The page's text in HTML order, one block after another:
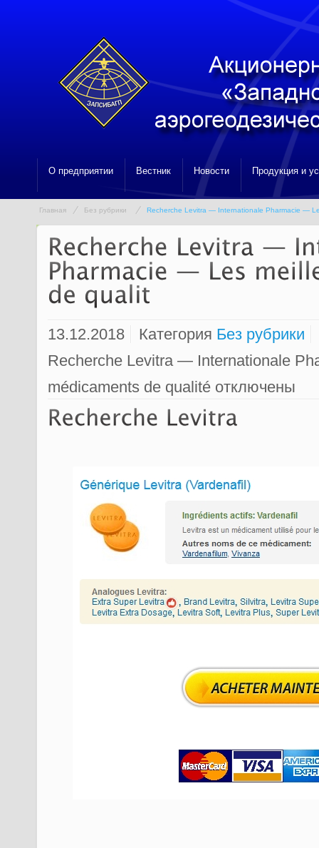
О предприятии Вестник Новости Продукция и
Главная Без рубрики Recherche Levitra — Internationale Pharmacie —
13.12.2018 Категория Без рубрики
Recherche Levitra — Internationale
médicaments de qualité отключены